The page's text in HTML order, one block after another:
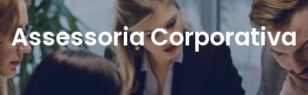
Assessoria Corporativa